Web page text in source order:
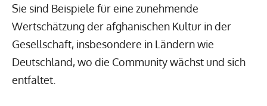
Sie sind Beispiele für eine zunehmende
Wertschätzung der afghanischen Kultur in der
Gesellschaft, insbesondere in Ländern wie
Deutschland, wo die Community wächst und sich
entfaltet.